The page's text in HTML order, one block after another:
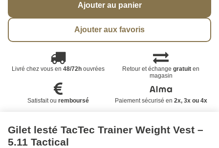
Ajouter au panier
Ajouter aux favoris
Livré chez vous en 48/72houvrées Retour et échangegratuit en
magasin
Satisfait ou remboursé Paiement sécurisé en 2x, 3x ou 4x
Gilet lesté TacTec Trainer Weight Vest –
5.11 Tactical